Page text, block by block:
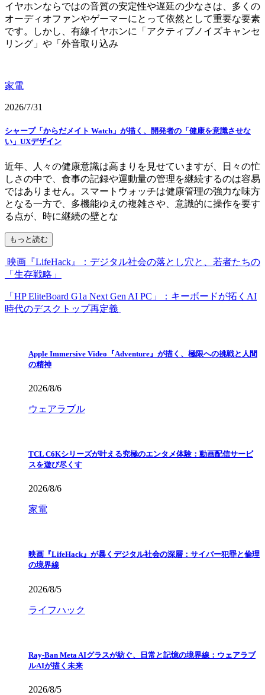
イヤホンならではの音質の安定性や遅延の少なさは、多くの
オーディオファンやゲーマーにとって依然として重要な要素
です。しかし、有線イヤホンに「アクティブノイズキャンセ
リング」や「外音取り込み
家電
2026/7/31
シャープ「からだメイト Watch」が描く、開発者の「健康を意識させな
い」UXデザイン
近年、人々の健康意識は高まりを見せていますが、日々の忙
しさの中で、食事の記録や運動量の管理を継続するのは容易
ではありません。スマートウォッチは健康管理の強力な味方
となる一方で、多機能ゆえの複雑さや、意識的に操作を要す
る点が、時に継続の壁とな
もっと読む
映画『LifeHack』：デジタル社会の落とし穴と、若者たちの
「生存戦略」
「HP EliteBoard G1a Next Gen AI PC」：キーボードが拓くAI
時代のデスクトップ再定義
Apple Immersive Video『Adventure』が描く、極限への挑戦と人間
の精神
2026/8/6
ウェアラブル
TCL C6Kシリーズが叶える究極のエンタメ体験：動画配信サービ
スを遊び尽くす
2026/8/6
家電
映画『LifeHack』が暴くデジタル社会の深層：サイバー犯罪と倫理
の境界線
2026/8/5
ライフハック
Ray-Ban Meta AIグラスが紡ぐ、日常と記憶の境界線：ウェアラブ
ルAIが描く未来
2026/8/5